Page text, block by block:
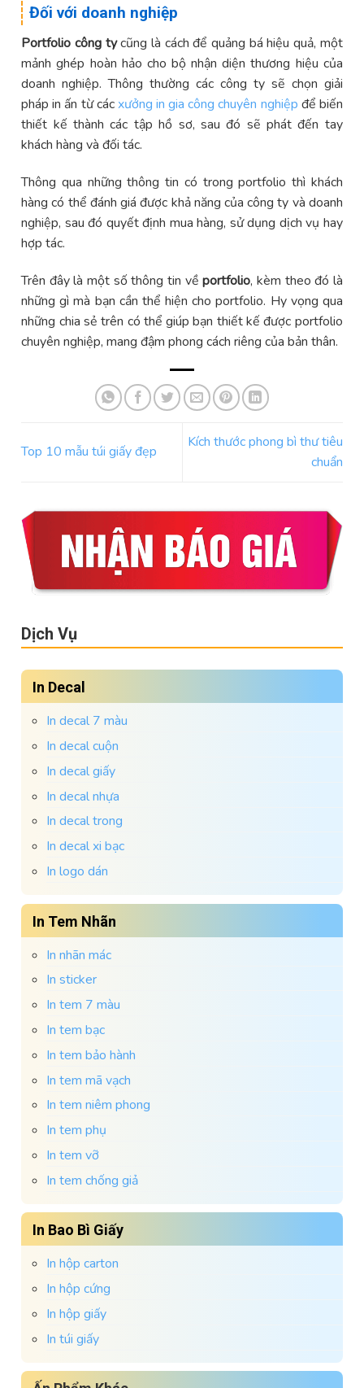
Đối với doanh nghiệp
Portfolio công tycũng là cách để quảng bá hiệu quả, một
mảnh ghép hoàn hảo cho bộ nhận diện thương hiệu của
doanh nghiệp. Thông thường các công ty sẽ chọn giải
pháp in ấn từ cácxưởng in gia công chuyên nghiệp để biến
thiết kế thành các tập hồ sơ, sau đó sẽ phát đến tay
khách hàng và đối tác.
Thông qua những thông tin có trong portfolio thì khách
hàng có thể đánh giá được khả năng của công ty và doanh
nghiệp, sau đó quyết định mua hàng, sử dụng dịch vụ hay
hợp tác.
Trên đây là một số thông tin vềportfolio, kèm theo đó là
những gì mà bạn cần thể hiện cho portfolio. Hy vọng qua
những chia sẻ trên có thể giúp bạn thiết kế được portfolio
chuyên nghiệp, mang đậm phong cách riêng của bản thân.
Top 10 mẫu túi giấy đẹp
Kích thước phong bì thư tiêu
chuẩn
Dịch Vụ
In Decal
In decal 7 màu
In decal cuộn
In decal giấy
In decal nhựa
In decal trong
In decal xi bạc
In logo dán
In Tem Nhãn
In nhãn mác
In sticker
In tem 7 màu
In tem bạc
In tem bảo hành
In tem mã vạch
In tem niêm phong
In tem phụ
In tem vỡ
In tem chống giả
In Bao Bì Giấy
In hộp carton
In hộp cứng
In hộp giấy
In túi giấy